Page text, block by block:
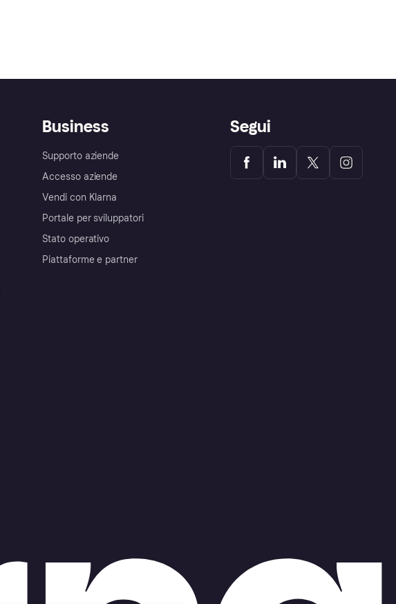
Business
Supporto aziende
Accesso aziende
Vendi con Klarna
Portale per sviluppatori
Stato operativo
Piattaforme e partner
Segui